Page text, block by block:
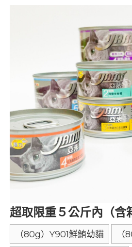
超取限重５公斤內（含
（80g）Y901鮮鮪幼貓